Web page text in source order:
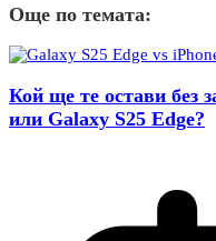
Още по темата:
Кой ще те остави без
или Galaxy S25 Edge?